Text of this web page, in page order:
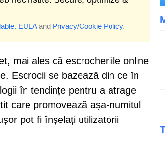
EULAand Privacy/Cookie Policy.
mai ales că escrocheriile online
Escrocii se bazează din ce în
în tendințe pentru a atrage
care promovează așa-numitul
pot fi înșelați utilizatorii